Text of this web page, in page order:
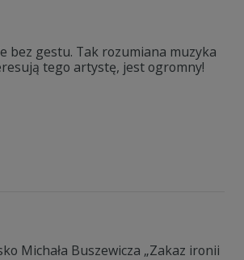
bez gestu. Tak rozumiana muzyka
tego artystę, jest ogromny!
Michała Buszewicza „Zakaz ironii